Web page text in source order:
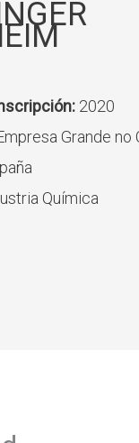
2020
Grande no
Química